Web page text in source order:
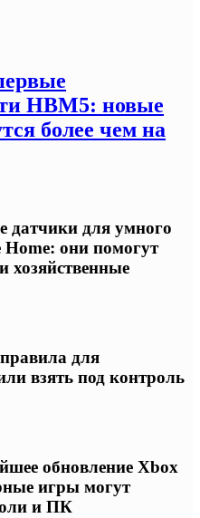
HBM5: новые
более чем на
датчики для умного
они помогут
хозяйственные
для
взять под контроль
обновление Xbox
игры могут
и ПК